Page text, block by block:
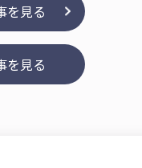
を見る
を見る